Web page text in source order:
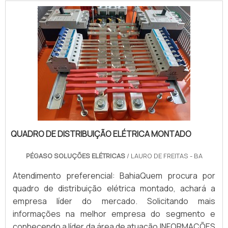
QUADRO DE DISTRIBUIÇÃO ELÉTRICA MONTADO
PÉGASO SOLUÇÕES ELÉTRICAS / LAURO DE FREITAS - BA
Atendimento preferencial: BahiaQuem procura por
quadro de distribuição elétrica montado, achará a
empresa líder do mercado. Solicitando mais
informações na melhor empresa do segmento e